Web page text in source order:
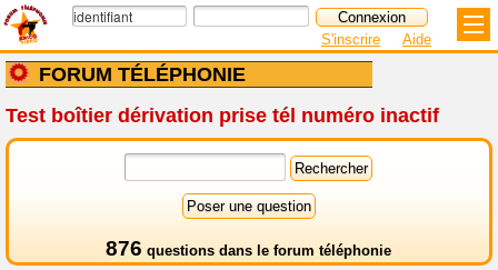
FORUM TÉLÉPHONIE
S'inscrire Aide
Test boîtier dérivation prise tél numéro inactif
876 questions dans le forum téléphonie